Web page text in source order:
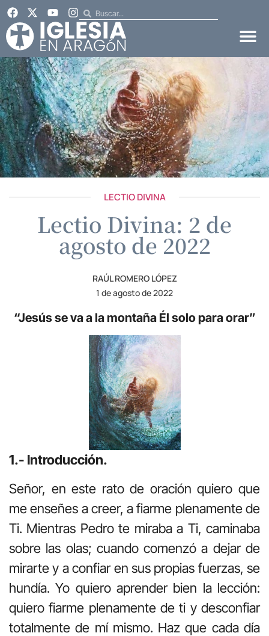
LECTIO DIVINA
Lectio Divina: 2 de
agosto de 2022
RAÚL ROMERO LÓPEZ
1 de agosto de 2022
“Jesús se va a la montaña Él solo para orar”
1.- Introducción.
Señor, en este rato de oración quiero que
me enseñes a creer, a fiarme plenamente de
Ti. Mientras Pedro te miraba a Ti, caminaba
sobre las olas; cuando comenzó a dejar de
mirarte y a confiar en sus propias fuerzas, se
hundía. Yo quiero aprender bien la lección:
quiero fiarme plenamente de ti y desconfiar
totalmente de mí mismo. Haz que cada día